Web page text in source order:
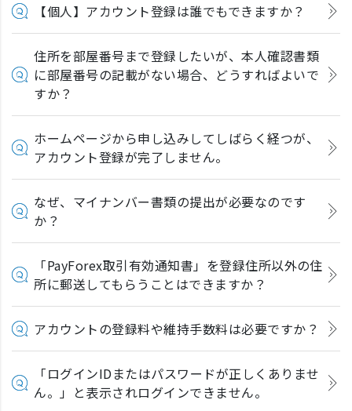
【個人】アカウント登録は誰でもできますか？
住所を部屋番号まで登録したいが、本人確認書類
に部屋番号の記載がない場合、どうすればよいで
すか？
ホームページから申し込みしてしばらく経つが、
アカウント登録が完了しません。
なぜ、マイナンバー書類の提出が必要なのです
か？
「PayForex取引有効通知書」を登録住所以外の住
所に郵送してもらうことはできますか？
アカウントの登録料や維持手数料は必要ですか？
「ログインIDまたはパスワードが正しくありませ
ん。」と表示されログインできません。